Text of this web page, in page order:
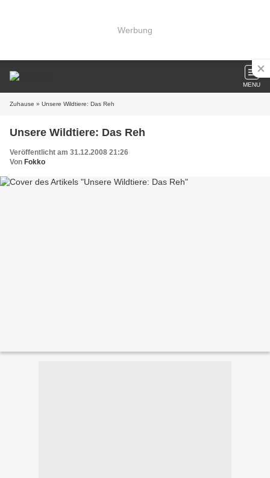
Werbung
MENU
Zuhause » Unsere Wildtiere: Das Reh
Unsere Wildtiere: Das Reh
Veröffentlicht am 31.12.2008 21:26
Von Fokko